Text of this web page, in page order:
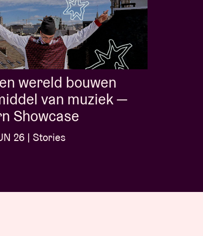
wereld bouwen
van muziek —
Showcase
26 | Stories